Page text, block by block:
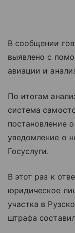
В сообщении
выявлено с
авиации и
По итогам
система
постановление
уведомление о
Госуслуги.
В этот раз к
юридическое
участка в
штрафа